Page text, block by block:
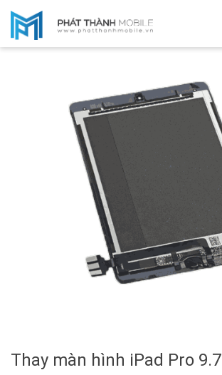
Sửa iPad Pro 9.7
Thay màn hình iPad Pro 9.7